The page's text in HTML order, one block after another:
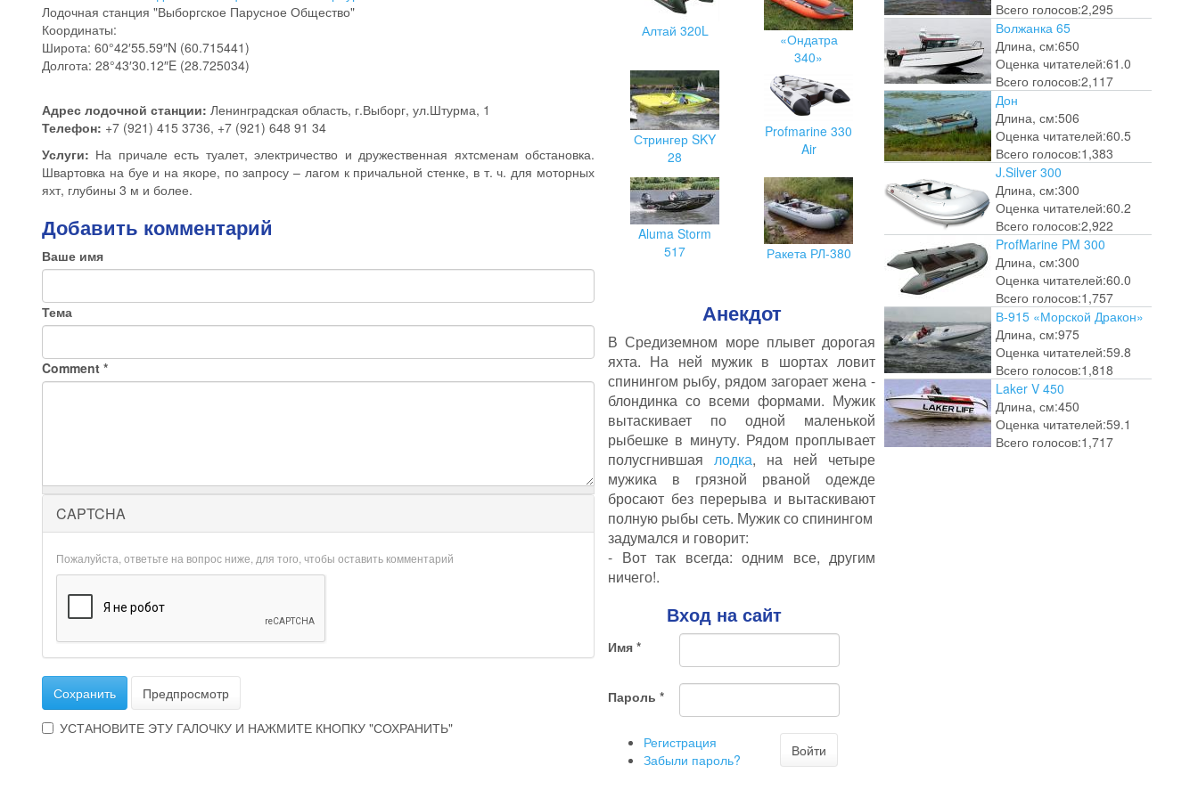
Лодочная станция "Выборгское Парусное Общество"
Координаты:
Широта: 60°42′55.59″N (60.715441)
Долгота: 28°43′30.12″E (28.725034)
Адрес лодочной станции: Ленинградская область, г.Выборг, ул.Штурма, 1
Телефон: +7 (921) 415 3736, +7 (921) 648 91 34
Услуги: На причале есть туалет, электричество и дружественная яхтсменам обстановка.
Швартовка на буе и на якоре, по запросу – лагом к причальной стенке, в т. ч. для моторных
яхт, глубины 3 м и более.
Добавить комментарий
Ваше имя
Тема
Comment *
CAPTCHA
Пожалуйста, ответьте на вопрос ниже, для того, чтобы оставить комментарий
Сохранить
Предпросмотр
УСТАНОВИТЕ ЭТУ ГАЛОЧКУ И НАЖМИТЕ КНОПКУ "СОХРАНИТЬ"
Алтай 320L
«Ондатра
340»
Стрингер SKY
28
Profmarine 330
Air
Aluma Storm
517
Ракета РЛ-380
Анекдот
В Средиземном море плывет дорогая
яхта. На ней мужик в шортах ловит
спинингом рыбу, рядом загорает жена -
блондинка со всеми формами. Мужик
вытаскивает по одной маленькой
рыбешке в минуту. Рядом проплывает
полусгнившая лодка, на ней четыре
мужика в грязной рваной одежде
бросают без перерыва и вытаскивают
полную рыбы сеть. Мужик со спинингом
задумался и говорит:
- Вот так всегда: одним все, другим
ничего!.
Вход на сайт
Имя *
Пароль *
Регистрация
Забыли пароль?
Войти
Всего голосов:2,295
Волжанка 65
Длина, см:650
Оценка читателей:61.0
Всего голосов:2,117
Дон
Длина, см:506
Оценка читателей:60.5
Всего голосов:1,383
J.Silver 300
Длина, см:300
Оценка читателей:60.2
Всего голосов:2,922
ProfMarine PM 300
Длина, см:300
Оценка читателей:60.0
Всего голосов:1,757
В-915 «Морской Дракон»
Длина, см:975
Оценка читателей:59.8
Всего голосов:1,818
Laker V 450
Длина, см:450
Оценка читателей:59.1
Всего голосов:1,717